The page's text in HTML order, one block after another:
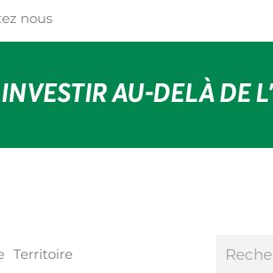
nous
Territoire